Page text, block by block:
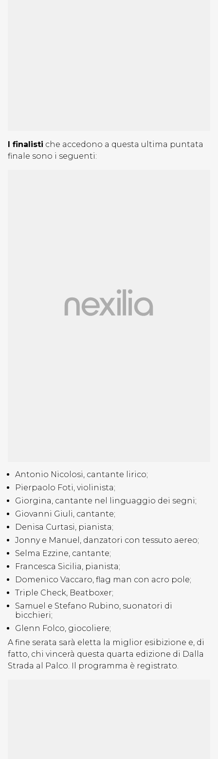
I finalisti che accedono a questa ultima puntata
finale sono i seguenti:
Antonio Nicolosi, cantante lirico;
Pierpaolo Foti, violinista;
Giorgina, cantante nel linguaggio dei segni;
Giovanni Giuli, cantante;
Denisa Curtasi, pianista;
Jonny e Manuel, danzatori con tessuto aereo;
Selma Ezzine, cantante;
Francesca Sicilia, pianista;
Domenico Vaccaro, flag man con acro pole;
Triple Check, Beatboxer;
Samuel e Stefano Rubino, suonatori di
bicchieri;
Glenn Folco, giocoliere;
A fine serata sarà eletta la miglior esibizione e, di
fatto, chi vincerà questa quarta edizione di Dalla
Strada al Palco. Il programma è registrato.